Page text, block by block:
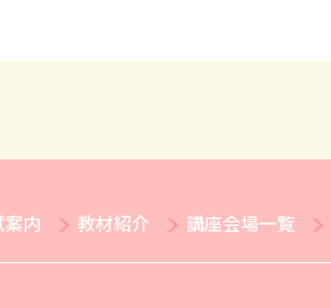
案内 教材紹介 講座会場一覧